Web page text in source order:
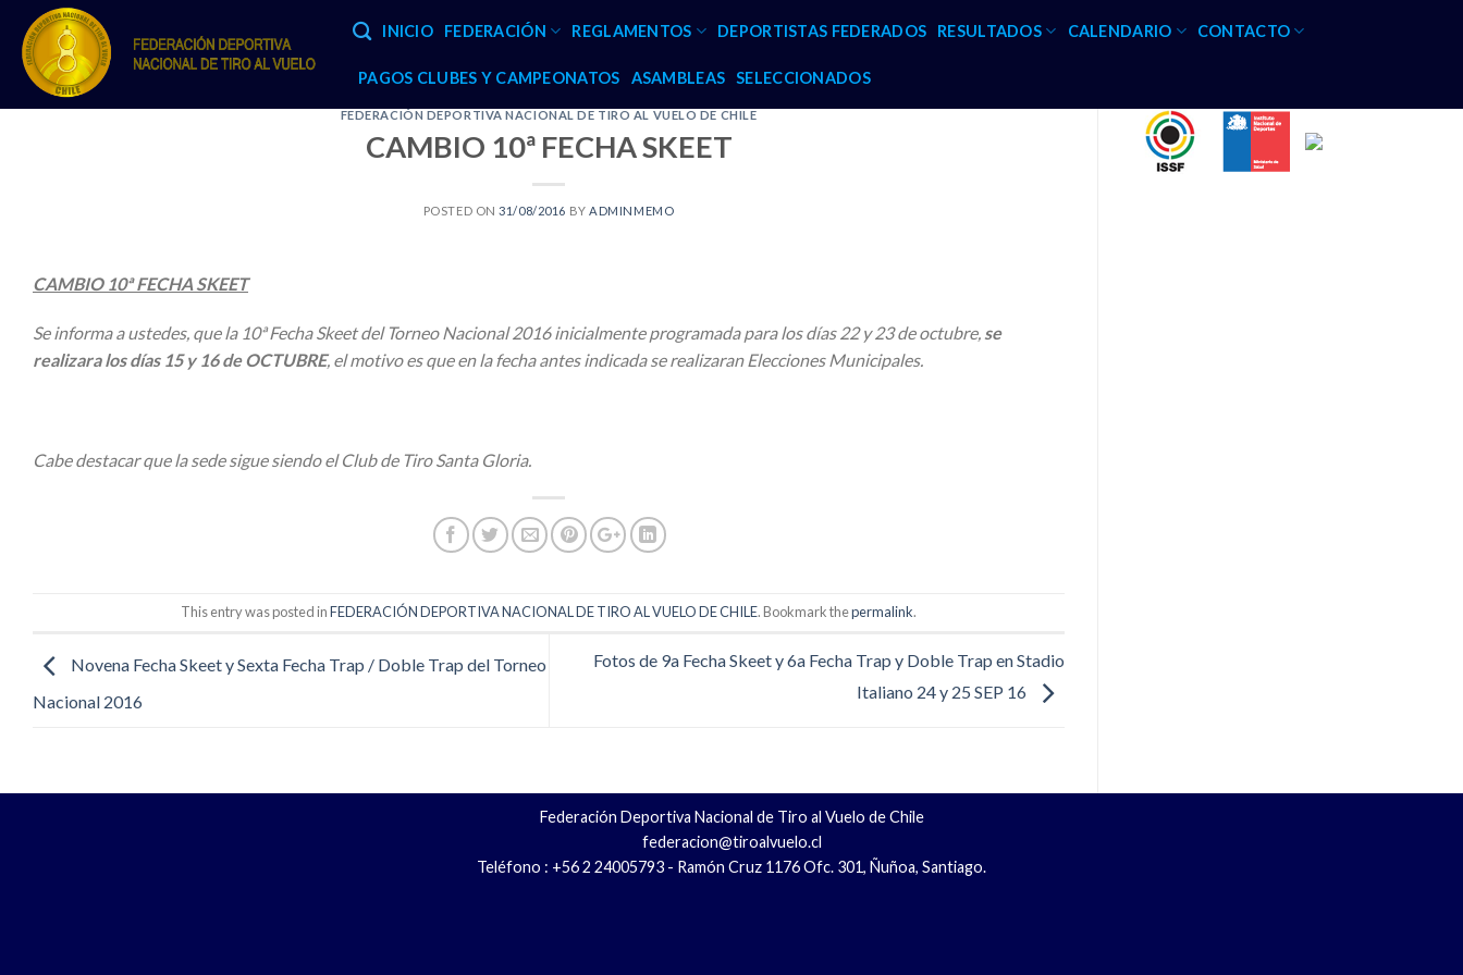
content
INICIO FEDERACIÓN REGLAMENTOS DEPORTISTAS FEDERADOS RESULTADOS CALENDARIO CONTACTO
PAGOS CLUBES Y CAMPEONATOS ASAMBLEAS SELECCIONADOS
FEDERACIÓN DEPORTIVA NACIONAL DE TIRO AL VUELO DE CHILE
CAMBIO 10ª FECHA SKEET
POSTED ON31/08/2016 BY ADMINMEMO
CAMBIO 10ª FECHA SKEET
Se informa a ustedes, que la 10ª Fecha Skeet del Torneo Nacional 2016 inicialmente programada para los días 22 y 23 de octubre, se
realizara los días 15 y 16 de OCTUBRE, el motivo es que en la fecha antes indicada se realizaran Elecciones Municipales.
Cabe destacar que la sede sigue siendo el Club de Tiro Santa Gloria.
This entry was posted inFEDERACIÓN DEPORTIVA NACIONAL DE TIRO AL VUELO DE CHILE. Bookmark thepermalink.
Novena Fecha Skeet y Sexta Fecha Trap / Doble Trap del Torneo
Nacional 2016
Fotos de 9a Fecha Skeet y 6a Fecha Trap y Doble Trap en Stadio
Italiano 24 y 25 SEP 16
Federación Deportiva Nacional de Tiro al Vuelo de Chile
federacion@tiroalvuelo.cl
Teléfono : +56 2 24005793 - Ramón Cruz 1176 Ofc. 301, Ñuñoa, Santiago.